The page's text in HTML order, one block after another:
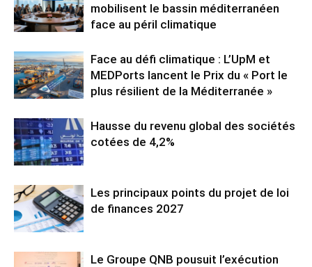
mobilisent le bassin méditerranéen
face au péril climatique
Face au défi climatique : L’UpM et
MEDPorts lancent le Prix du « Port le
plus résilient de la Méditerranée »
Hausse du revenu global des sociétés
cotées de 4,2%
Les principaux points du projet de loi
de finances 2027
Le Groupe QNB pousuit l’exécution